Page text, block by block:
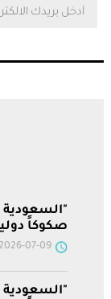
"السعودية
صكوكاً دولية بـ2.75
2026-07-09 | 01:11
"السعودية